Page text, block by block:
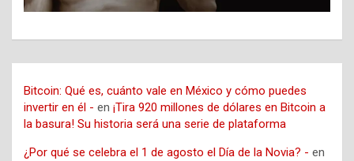
Bitcoin: Qué es, cuánto vale en México y cómo puedes
invertir en él - en ¡Tira 920 millones de dólares en Bitcoin a
la basura! Su historia será una serie de plataforma
¿Por qué se celebra el 1 de agosto el Día de la Novia? - en